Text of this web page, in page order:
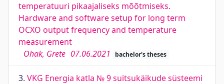
temperatuuri pikaajaliseks mõõtmiseks.
Hardware and software setup for long term
OCXO output frequency and temperature
measurement
Ohak, Grete 07.06.2021 bachelor's theses
3. VKG Energia katla № 9 suitsukäikude süsteemi